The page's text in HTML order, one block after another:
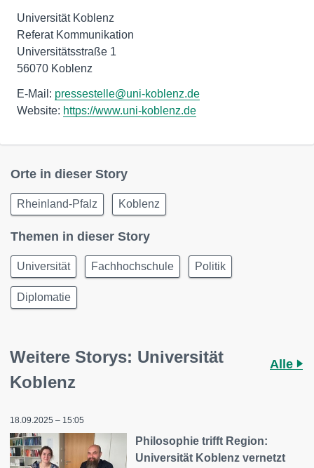
Universität Koblenz
Referat Kommunikation
Universitätsstraße 1
56070 Koblenz
E-Mail: pressestelle@uni-koblenz.de
Website: https://www.uni-koblenz.de
Orte in dieser Story
Rheinland-Pfalz Koblenz
Themen in dieser Story
Universität Fachhochschule Politik
Diplomatie
Weitere Storys: Universität
Koblenz
Alle
18.09.2025 – 15:05
Philosophie trifft Region:
Universität Koblenz vernetzt